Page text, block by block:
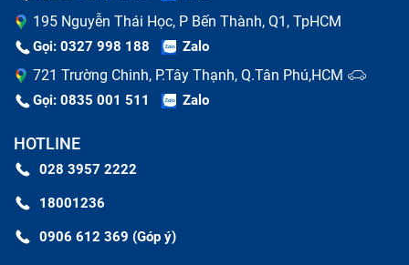
195 Nguyễn Thái Học, P Bến Thành, Q1, TpHCM
Gọi: 0327 998 188 Zalo
721 Trường Chinh, P.Tây Thạnh, Q.Tân Phú,HCM
Gọi: 0835 001 511 Zalo
HOTLINE
028 3957 2222
18001236
0906 612 369 (Góp ý)